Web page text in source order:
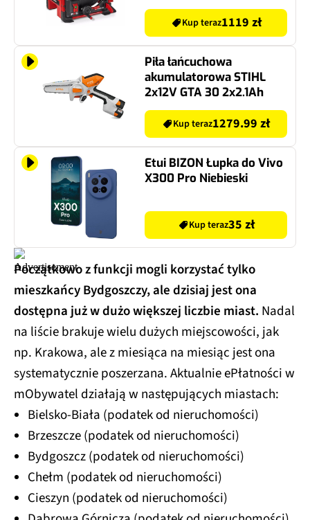
Kup teraz1119 zł
Piła łańcuchowa
akumulatorowa STIHL
2x12V GTA 30 2x2.1Ah
Kup teraz1279.99 zł
Etui BIZON Łupka do Vivo
X300 Pro Niebieski
Kup teraz35 zł
Początkowo z funkcji mogli korzystać tylko
mieszkańcy Bydgoszczy, ale dzisiaj jest ona
dostępna już w dużo większej liczbie miast. Nadal
na liście brakuje wielu dużych miejscowości, jak
np. Krakowa, ale z miesiąca na miesiąc jest ona
systematycznie poszerzana. Aktualnie ePłatności w
mObywatel działają w następujących miastach:
Bielsko-Biała (podatek od nieruchomości)
Brzeszcze (podatek od nieruchomości)
Bydgoszcz (podatek od nieruchomości)
Chełm (podatek od nieruchomości)
Cieszyn (podatek od nieruchomości)